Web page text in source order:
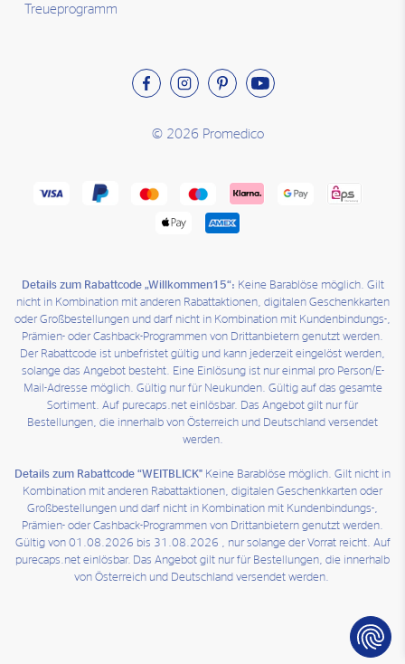
Treueprogramm
© 2026 Promedico
Details zum Rabattcode „Willkommen15“: Keine Barablöse möglich. Gilt
nicht in Kombination mit anderen Rabattaktionen, digitalen Geschenkkarten
oder Großbestellungen und darf nicht in Kombination mit Kundenbindungs-,
Prämien- oder Cashback-Programmen von Drittanbietern genutzt werden.
Der Rabattcode ist unbefristet gültig und kann jederzeit eingelöst werden,
solange das Angebot besteht. Eine Einlösung ist nur einmal pro Person/E-
Mail-Adresse möglich. Gültig nur für Neukunden. Gültig auf das gesamte
Sortiment. Auf purecaps.net einlösbar. Das Angebot gilt nur für
Bestellungen, die innerhalb von Österreich und Deutschland versendet
werden.
Details zum Rabattcode “WEITBLICK" Keine Barablöse möglich. Gilt nicht in
Kombination mit anderen Rabattaktionen, digitalen Geschenkkarten oder
Großbestellungen und darf nicht in Kombination mit Kundenbindungs-,
Prämien- oder Cashback-Programmen von Drittanbietern genutzt werden.
Gültig von 01.08.2026 bis 31.08.2026 , nur solange der Vorrat reicht. Auf
purecaps.net einlösbar. Das Angebot gilt nur für Bestellungen, die innerhalb
von Österreich und Deutschland versendet werden.